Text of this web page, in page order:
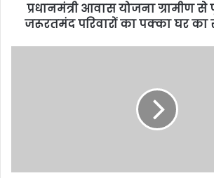
प्रधानमंत्री आवास योजना ग्रामीण
जरूरतमंद परिवारों का पक्का घर का